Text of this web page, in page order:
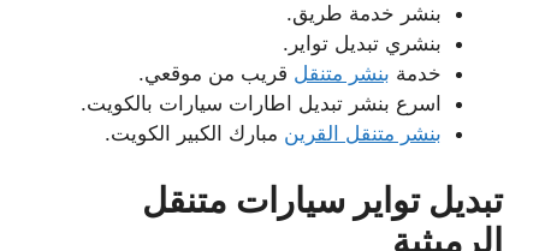
بنشر خدمة طريق.
بنشري تبديل تواير.
خدمة بنشر متنقل قريب من موقعي.
اسرع بنشر تبديل اطارات سيارات بالكويت.
بنشر متنقل القرين مبارك الكبير الكويت.
تبديل تواير سيارات متنقل
الرميثية